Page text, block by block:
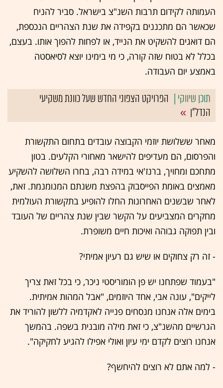
העמותה לקידום תרבות השנ"צ בישראל. סביר להניח
שכאשר הם מתכננים בקפידה את שנת הצהריים הנכספת,
הם דואגים להשקיט את הנייד, או לפחות להפוך אותו. בעצם,
בכלל לא בטוח שזה קורה, כי מי בימינו יוצא לסיאסטה
באמצע יום העבודה.
הפרויקט הצפוני החדש שעל כוונת משקיעי
הנדל"ן
מאחר ששלושת יוזמי הקבוצה עובדים בתחום התקשורת
והפרסום, הם מעדיפים להישאר מאחורי הקלעים. בטון
מתחכם ומחויך, ברנז'אי במידה רבה, בחרו השלושה להשקיע
מאמצים באומת הפייסבוק בהפצת משנתם המנומנמת. זאת,
לאחר שבשנים האחרונות החלו להופיע בתקשורת העולמית
מחקרים המצביעים על הקשר שבין שנת צהריים של העובד
ובין תפוקה גבוהה ואיכות חיים משופרת.
- זה רק צחוקים או שיש גם רעיון אמיתי?
"בעמוד שפתחנו יש פן הומוריסטי ניכר, כי בכל זאת צריך
לייקים", עונה אבי, אחד היוזמים, "אבל המהות אמיתית.
בימים אלה אנחנו מנסחים פנייה לאקדמיה ללשון להוריד את
הגרשיים מהשנ"צ, כי זאת מילה מובנית בשפה. בהמשך
אנחנו רוצים לקדם ימי עיון ואולי אפילו להגיע לחקיקה".
- למה אתם לא רוצים להיחשף?